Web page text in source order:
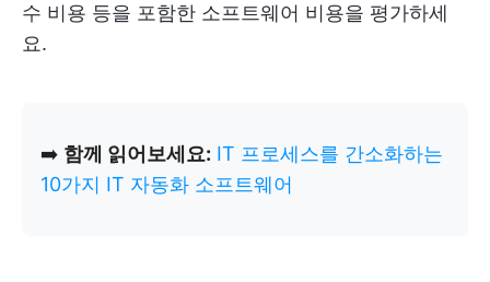
수 비용 등을 포함한 소프트웨어 비용을 평가하세
요.
➡️ 함께 읽어보세요: IT 프로세스를 간소화하는
10가지 IT 자동화 소프트웨어